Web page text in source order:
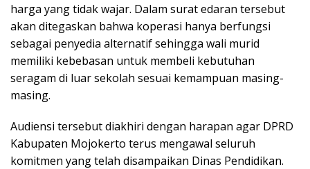
harga yang tidak wajar. Dalam surat edaran tersebut
akan ditegaskan bahwa koperasi hanya berfungsi
sebagai penyedia alternatif sehingga wali murid
memiliki kebebasan untuk membeli kebutuhan
seragam di luar sekolah sesuai kemampuan masing-
masing.
Audiensi tersebut diakhiri dengan harapan agar DPRD
Kabupaten Mojokerto terus mengawal seluruh
komitmen yang telah disampaikan Dinas Pendidikan.